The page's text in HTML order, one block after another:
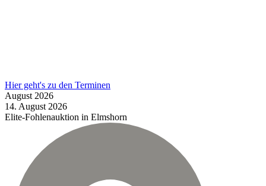
Hier geht's zu den Terminen
August 2026
14. August 2026
Elite-Fohlenauktion in Elmshorn